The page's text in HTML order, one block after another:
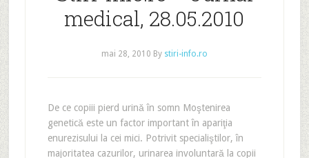
medical, 28.05.2010
mai 28, 2010 By stiri-info.ro
De ce copiii pierd urină în somn Moştenirea
genetică este un factor important în apariţia
enurezisului la cei mici. Potrivit specialiştilor, în
majoritatea cazurilor, urinarea involuntară la copii